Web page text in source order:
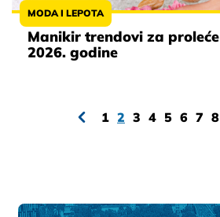
MODA I LEPOTA
Manikir trendovi za proleće
2026. godine
1 2 3 4 5 6 7 8